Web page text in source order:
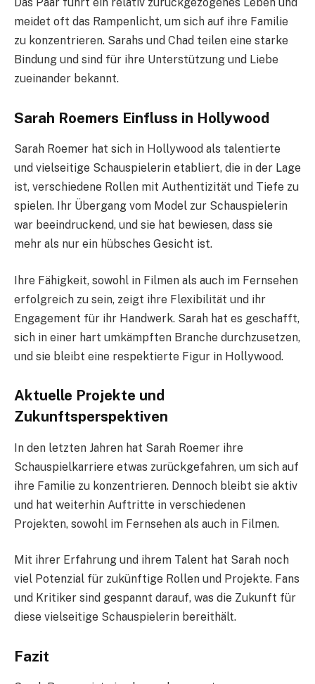
meidet oft das Rampenlicht, um sich auf ihre Familie
zu konzentrieren. Sarahs und Chad teilen eine starke
Bindung und sind für ihre Unterstützung und Liebe
zueinander bekannt.
Sarah Roemers Einfluss in Hollywood
Sarah Roemer hat sich in Hollywood als talentierte
und vielseitige Schauspielerin etabliert, die in der Lage
ist, verschiedene Rollen mit Authentizität und Tiefe zu
spielen. Ihr Übergang vom Model zur Schauspielerin
war beeindruckend, und sie hat bewiesen, dass sie
mehr als nur ein hübsches Gesicht ist.
Ihre Fähigkeit, sowohl in Filmen als auch im Fernsehen
erfolgreich zu sein, zeigt ihre Flexibilität und ihr
Engagement für ihr Handwerk. Sarah hat es geschafft,
sich in einer hart umkämpften Branche durchzusetzen,
und sie bleibt eine respektierte Figur in Hollywood.
Aktuelle Projekte und
Zukunftsperspektiven
In den letzten Jahren hat Sarah Roemer ihre
Schauspielkarriere etwas zurückgefahren, um sich auf
ihre Familie zu konzentrieren. Dennoch bleibt sie aktiv
und hat weiterhin Auftritte in verschiedenen
Projekten, sowohl im Fernsehen als auch in Filmen.
Mit ihrer Erfahrung und ihrem Talent hat Sarah noch
viel Potenzial für zukünftige Rollen und Projekte. Fans
und Kritiker sind gespannt darauf, was die Zukunft für
diese vielseitige Schauspielerin bereithält.
Fazit